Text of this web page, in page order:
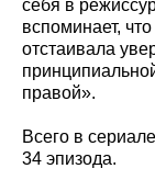
себя в
вспоминает,
отстаивала
правой».
Всего в
34 эпизода.